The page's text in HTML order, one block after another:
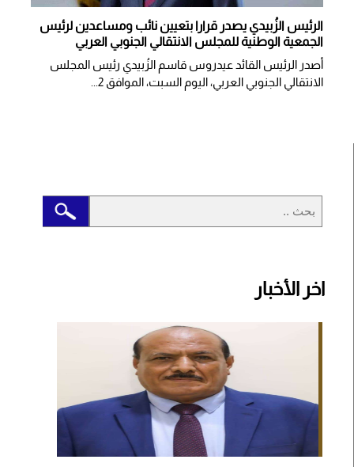
الرئيس الزُبيدي يصدر قرارا بتعيين نائب ومساعدين لرئيس
الجمعية الوطنية للمجلس الانتقالي الجنوبي العربي
أصدر الرئيس القائد عيدروس قاسم الزُبيدي رئيس المجلس
الانتقالي الجنوبي العربي، اليوم السبت، الموافق 2...
اخر الأخبار